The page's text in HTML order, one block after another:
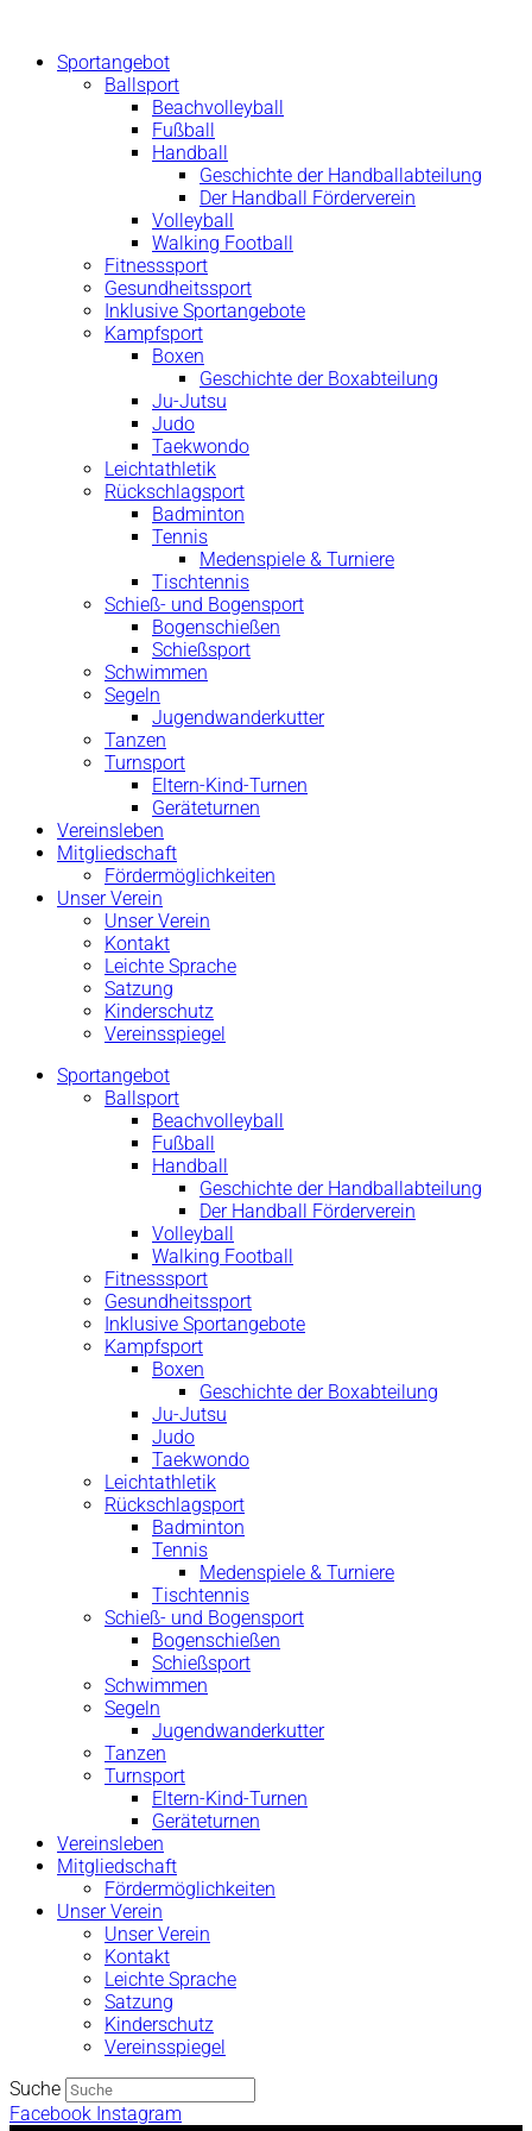
springenSportangebot
Ballsport
Beachvolleyball
Fußball
Handball
Geschichte der Handballabteilung
Der Handball Förderverein
Volleyball
Walking Football
Fitnesssport
Gesundheitssport
Inklusive Sportangebote
Kampfsport
Boxen
Geschichte der Boxabteilung
Ju-Jutsu
Judo
Taekwondo
Leichtathletik
Rückschlagsport
Badminton
Tennis
Medenspiele & Turniere
Tischtennis
Schieß- und Bogensport
Bogenschießen
Schießsport
Schwimmen
Segeln
Jugendwanderkutter
Tanzen
Turnsport
Eltern-Kind-Turnen
Geräteturnen
Vereinsleben
Mitgliedschaft
Fördermöglichkeiten
Unser Verein
Unser Verein
Kontakt
Leichte Sprache
Satzung
Kinderschutz
Vereinsspiegel
Sportangebot
Ballsport
Beachvolleyball
Fußball
Handball
Geschichte der Handballabteilung
Der Handball Förderverein
Volleyball
Walking Football
Fitnesssport
Gesundheitssport
Inklusive Sportangebote
Kampfsport
Boxen
Geschichte der Boxabteilung
Ju-Jutsu
Judo
Taekwondo
Leichtathletik
Rückschlagsport
Badminton
Tennis
Medenspiele & Turniere
Tischtennis
Schieß- und Bogensport
Bogenschießen
Schießsport
Schwimmen
Segeln
Jugendwanderkutter
Tanzen
Turnsport
Eltern-Kind-Turnen
Geräteturnen
Vereinsleben
Mitgliedschaft
Fördermöglichkeiten
Unser Verein
Unser Verein
Kontakt
Leichte Sprache
Satzung
Kinderschutz
Vereinsspiegel
Suche
Facebook Instagram